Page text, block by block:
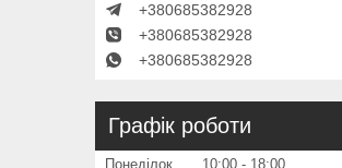
+380685382928
+380685382928
+380685382928
Графік роботи
Понеділок 10:00
18:00